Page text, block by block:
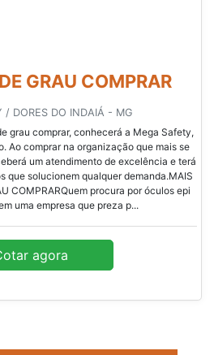
GRAU COMPRAR
/ DORES DO INDAIÁ - MG
grau comprar, conhecerá a Mega Safety,
Ao comprar na organização que mais se
um atendimento de excelência e terá
que solucionem qualquer demanda.MAIS
COMPRARQuem procura por óculos epi
uma empresa que preza p...
agora